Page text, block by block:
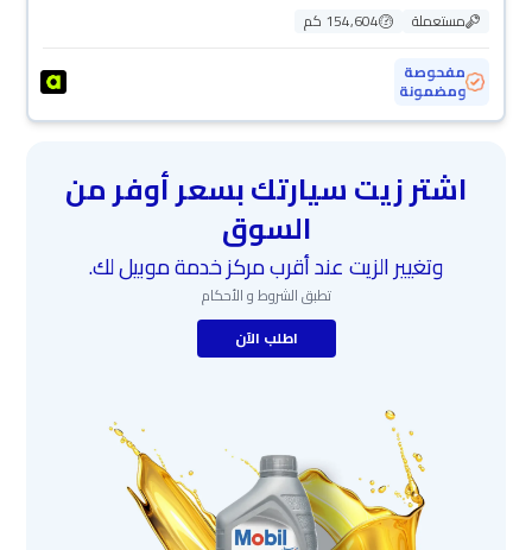
مستعملة
154,604 كم
مفحوصة
ومضمونة
اشتر زيت سيارتك بسعر أوفر من
السوق
وتغيير الزيت عند أقرب مركز خدمة موبيل لك.
تطبق الشروط و الأحكام
اطلب الآن